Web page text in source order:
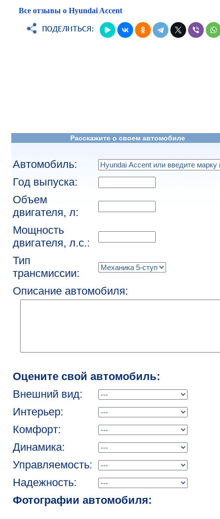
Все отзывы о Hyundai Accent
Расскажите о своем автомобиле
Автомобиль:
Год выпуска:
Объем
двигателя, л:
Мощность
двигателя, л.с.:
Тип
трансмиссии:
Описание автомобиля:
Оцените свой автомобиль:
Внешний вид:
Интерьер:
Комфорт:
Динамика:
Управляемость:
Надежность:
Фотографии автомобиля: